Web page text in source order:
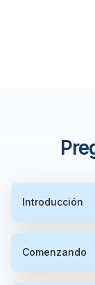
Introducción
¿Qué es un
Comenzando